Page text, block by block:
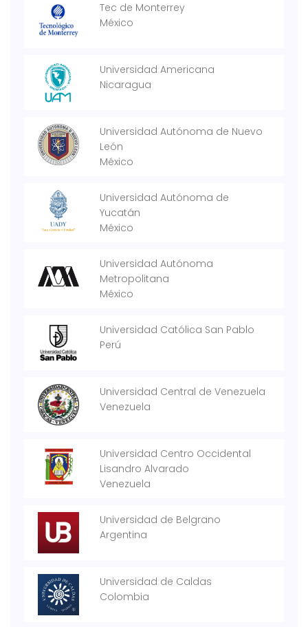
Tec de Monterrey
México
Universidad Americana
Nicaragua
Universidad Autónoma de Nuevo
León
México
Universidad Autónoma de
Yucatán
México
Universidad Autónoma
Metropolitana
México
Universidad Católica San Pablo
Perú
Universidad Central de Venezuela
Venezuela
Universidad Centro Occidental
Lisandro Alvarado
Venezuela
Universidad de Belgrano
Argentina
Universidad de Caldas
Colombia